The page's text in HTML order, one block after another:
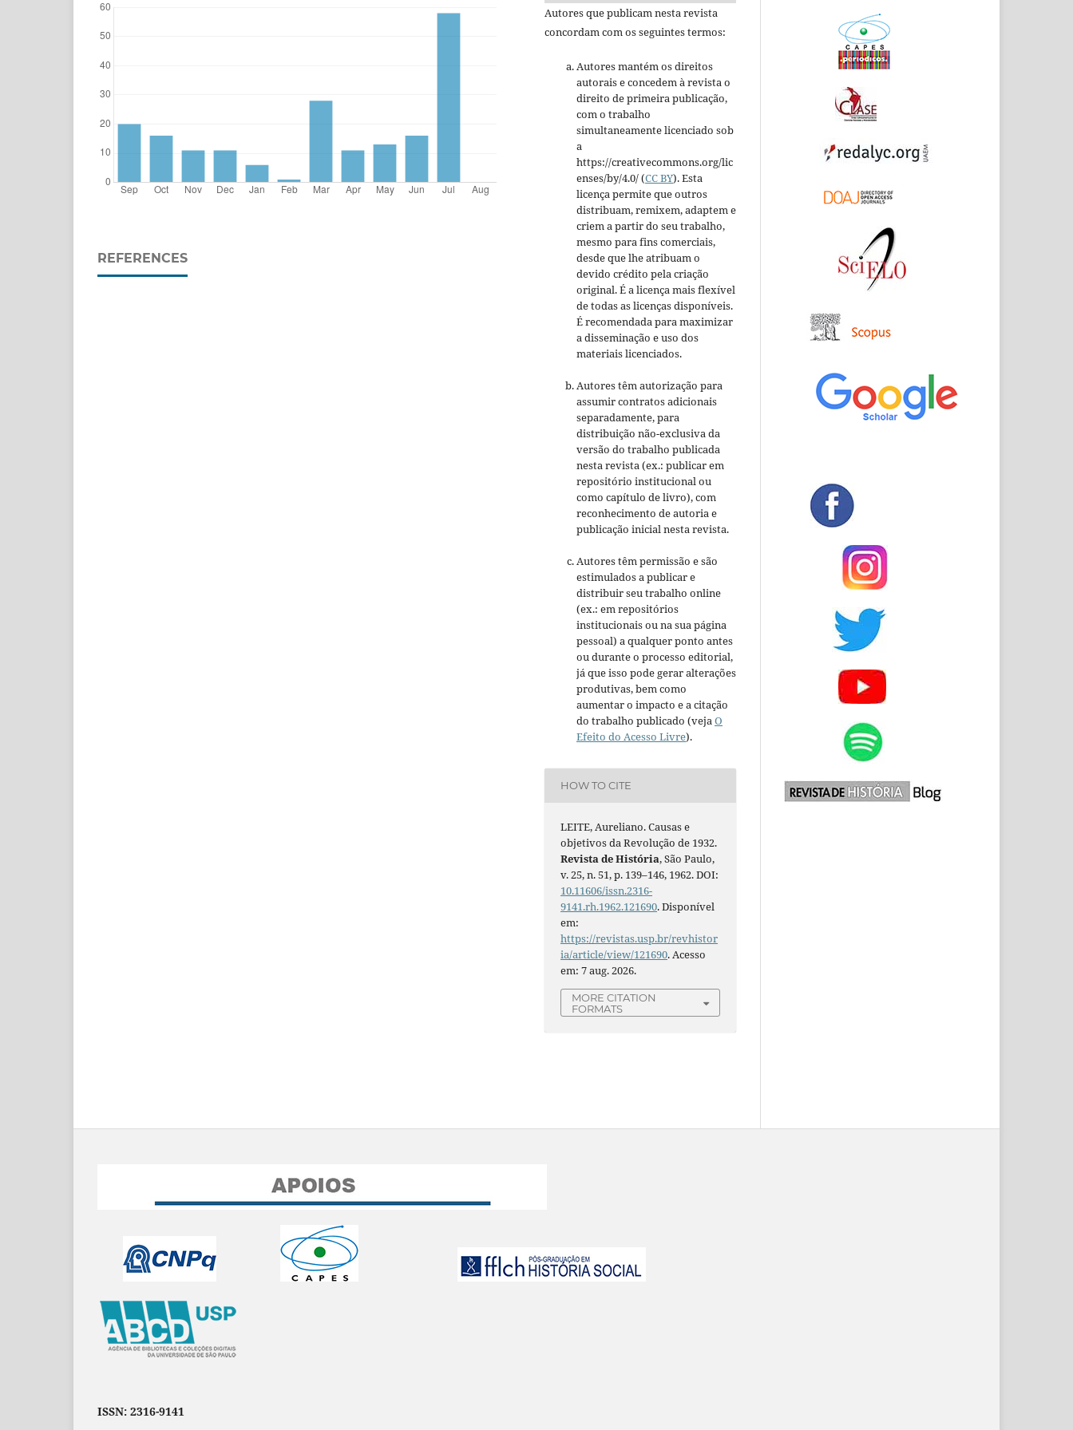
REFERENCES
Autores que publicam nesta revista
concordam com os seguintes termos:
Autores mantém os direitos
autorais e concedem à revista o
direito de primeira publicação,
com o trabalho
simultaneamente licenciado sob
a
https://creativecommons.org/lic
enses/by/4.0/ (CC BY). Esta
licença permite que outros
distribuam, remixem, adaptem e
criem a partir do seu trabalho,
mesmo para fins comerciais,
desde que lhe atribuam o
devido crédito pela criação
original. É a licença mais flexível
de todas as licenças disponíveis.
É recomendada para maximizar
a disseminação e uso dos
materiais licenciados.
Autores têm autorização para
assumir contratos adicionais
separadamente, para
distribuição não-exclusiva da
versão do trabalho publicada
nesta revista (ex.: publicar em
repositório institucional ou
como capítulo de livro), com
reconhecimento de autoria e
publicação inicial nesta revista.
Autores têm permissão e são
estimulados a publicar e
distribuir seu trabalho online
(ex.: em repositórios
institucionais ou na sua página
pessoal) a qualquer ponto antes
ou durante o processo editorial,
já que isso pode gerar alterações
produtivas, bem como
aumentar o impacto e a citação
do trabalho publicado (veja O
Efeito do Acesso Livre).
HOW TO CITE
LEITE, Aureliano. Causas e
objetivos da Revolução de 1932.
Revista de História, São Paulo,
v. 25, n. 51, p. 139–146, 1962. DOI:
10.11606/issn.2316-
9141.rh.1962.121690. Disponível
em:
https://revistas.usp.br/revhistor
ia/article/view/121690. Acesso
em: 7 aug. 2026.
MORE CITATION
FORMATS
ISSN: 2316-9141